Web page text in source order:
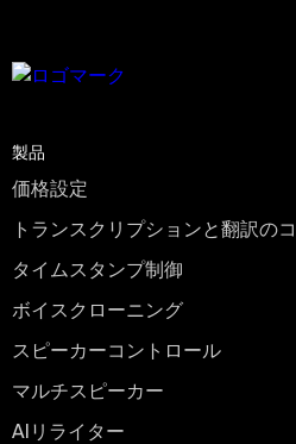
製品
価格設定
トランスクリプションと翻訳の
タイムスタンプ制御
ボイスクローニング
スピーカーコントロール
マルチスピーカー
AIリライター